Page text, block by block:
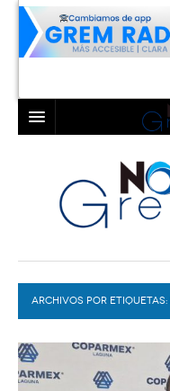
LAGUNA
TORREÓN
GÓMEZ PALACIO
LERDO
COAHUILA
DURANGO
DEPORTES
EXA
COLABORADORES
ARCHIVOS POR ETIQUETAS: